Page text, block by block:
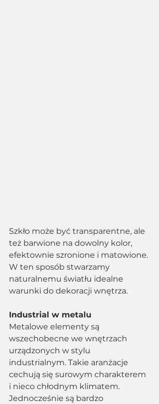
Szkło może być transparentne, ale
też barwione na dowolny kolor,
efektownie szronione i matowione.
W ten sposób stwarzamy
naturalnemu światłu idealne
warunki do dekoracji wnętrza.
Industrial w metalu
Metalowe elementy są
wszechobecne we wnętrzach
urządzonych w stylu
industrialnym. Takie aranżacje
cechują się surowym charakterem
i nieco chłodnym klimatem.
Jednocześnie są bardzo